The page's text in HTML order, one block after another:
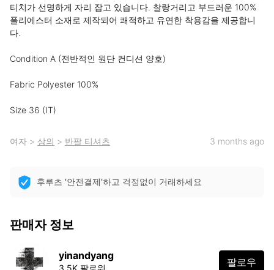
티치가 선명하게 자리 잡고 있습니다. 찰랑거리고 부드러운 100%
폴리에스터 소재로 제작되어 쾌적하고 유연한 착용감을 제공합니
다.
Condition A (전반적인 원단 컨디션 양호)
Fabric Polyester 100%
Size 36 (IT)
여자 > 상의 > 반팔 티셔츠 3 months ago
후루츠 '안전결제'하고 걱정없이 거래하세요
판매자 정보
yinandyang
3.5K 팔로워 팔로우